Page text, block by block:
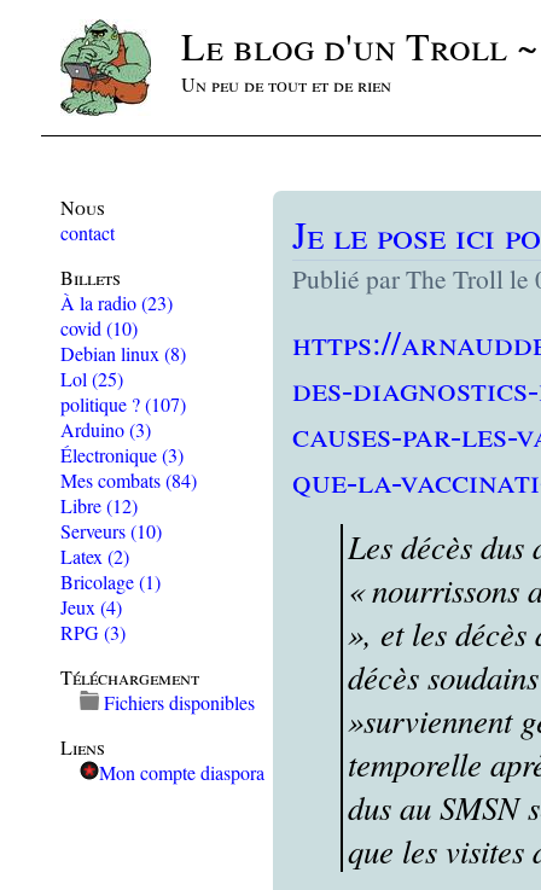
Le blog d'un Troll
Un peu de tout et de rien
Nous
contact
Billets
À la radio(23)
covid (10)
Debian linux (8)
Lol (25)
politique ?(107)
Arduino(3)
Électronique(3)
Mes combats(84)
Libre(12)
Serveurs(10)
Latex (2)
Bricolage(1)
Jeux (4)
RPG(3)
Téléchargement
Fichiers disponibles
Liens
Mon compte diaspora
Je le pose ici
Publié par The Troll le
https://
des-
causes-par-les-
que-la-
Les décès
« nourrissons
», et les
décès
»surviennent
temporelle
dus au SMSN
que les visites